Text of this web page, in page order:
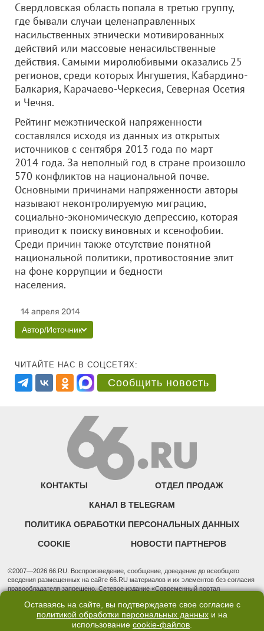
Свердловская область попала в третью группу,
где бывали случаи целенаправленных
насильственных этнически мотивированных
действий или массовые ненасильственные
действия. Самыми миролюбивыми оказались 25
регионов, среди которых Ингушетия, Кабардино-
Балкария, Карачаево-Черкесия, Северная Осетия
и Чечня.
Рейтинг межэтнической напряженности
составлялся исходя из данных из открытых
источников с сентября 2013 года по март
2014 года. За неполный год в стране произошло
570 конфликтов на национальной почве.
Основными причинами напряженности авторы
называют неконтролируемую миграцию,
социально-экономическую депрессию, которая
приводит к поиску виновных и ксенофобии.
Среди причин также отсутствие понятной
национальной политики, противостояние элит
на фоне коррупции и бедности
населения.
14 апреля 2014
Автор/Источник
ЧИТАЙТЕ НАС В СОЦСЕТЯХ:
Сообщить новость
КОНТАКТЫ ОТДЕЛ ПРОДАЖ
КАНАЛ В TELEGRAM
ПОЛИТИКА ОБРАБОТКИ ПЕРСОНАЛЬНЫХ ДАННЫХ
COOKIE НОВОСТИ ПАРТНЕРОВ
©2007—2026 66.RU. Воспроизведение, сообщение, доведение до всеобщего
сведения размещенных на сайте 66.RU материалов и их элементов без согласия
правообладателя запрещено. Сетевое издание «Современный портал
надзору в сфере связи, информационных технологий и массовых коммуникаций
(Роскомнадзор). Регистрационный номер ЭЛ № ФС 77 - 76634 от 02.09.2019
Учредитель: Общество с ограниченной ответственностью "66.ру". Юридический
Оставаясь на сайте, вы подтверждаете свое согласие с
политикой обработки персональных данных и на
использование cookie-файлов.